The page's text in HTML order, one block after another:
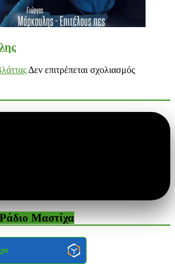
Δεν επιτρέπεται σχολιασμόςστο
Μαστίχα